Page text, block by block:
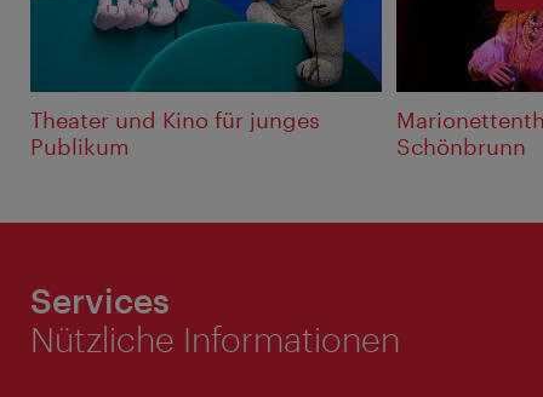
Theater und Kino für junges
Publikum
Schönbrunn
Services
Nützliche Informationen